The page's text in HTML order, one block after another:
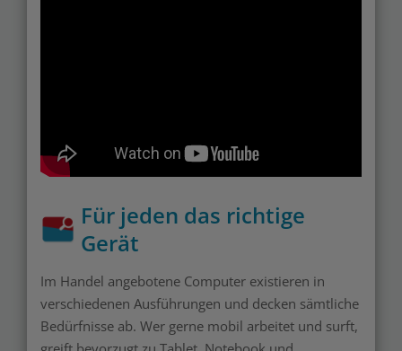
Für jeden das richtige
Gerät
Im Handel angebotene Computer existieren in
verschiedenen Ausführungen und decken sämtliche
Bedürfnisse ab. Wer gerne mobil arbeitet und surft,